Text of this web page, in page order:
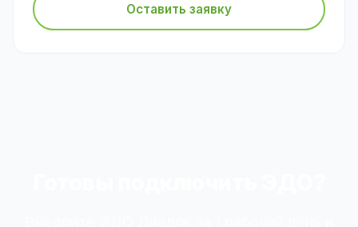
Оставить заявку